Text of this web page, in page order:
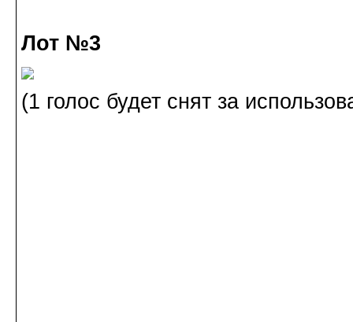
Лот №3
(1 голос будет снят за